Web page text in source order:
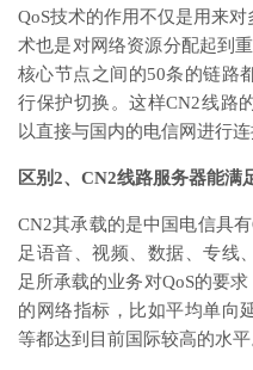
QoS技术的作用不仅是用来
术也是对网络资源分配起到
核心节点之间的50条的链路
行保护切换。这样CN2线路
以直接与国内的电信网进行
区别2、CN2线路服务器能满
CN2其承载的是中国电信具
足语音、视频、数据、专线
足所承载的业务对QoS的要
的网络指标，比如平均单向
等都达到目前国际较高的水平